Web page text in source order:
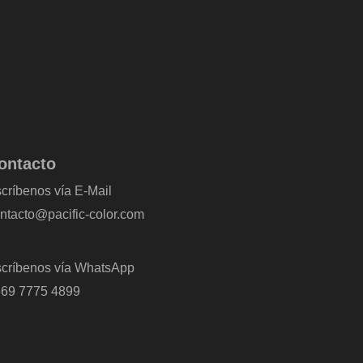
vía E-Mail
color.com
vía WhatsApp
7775 4899